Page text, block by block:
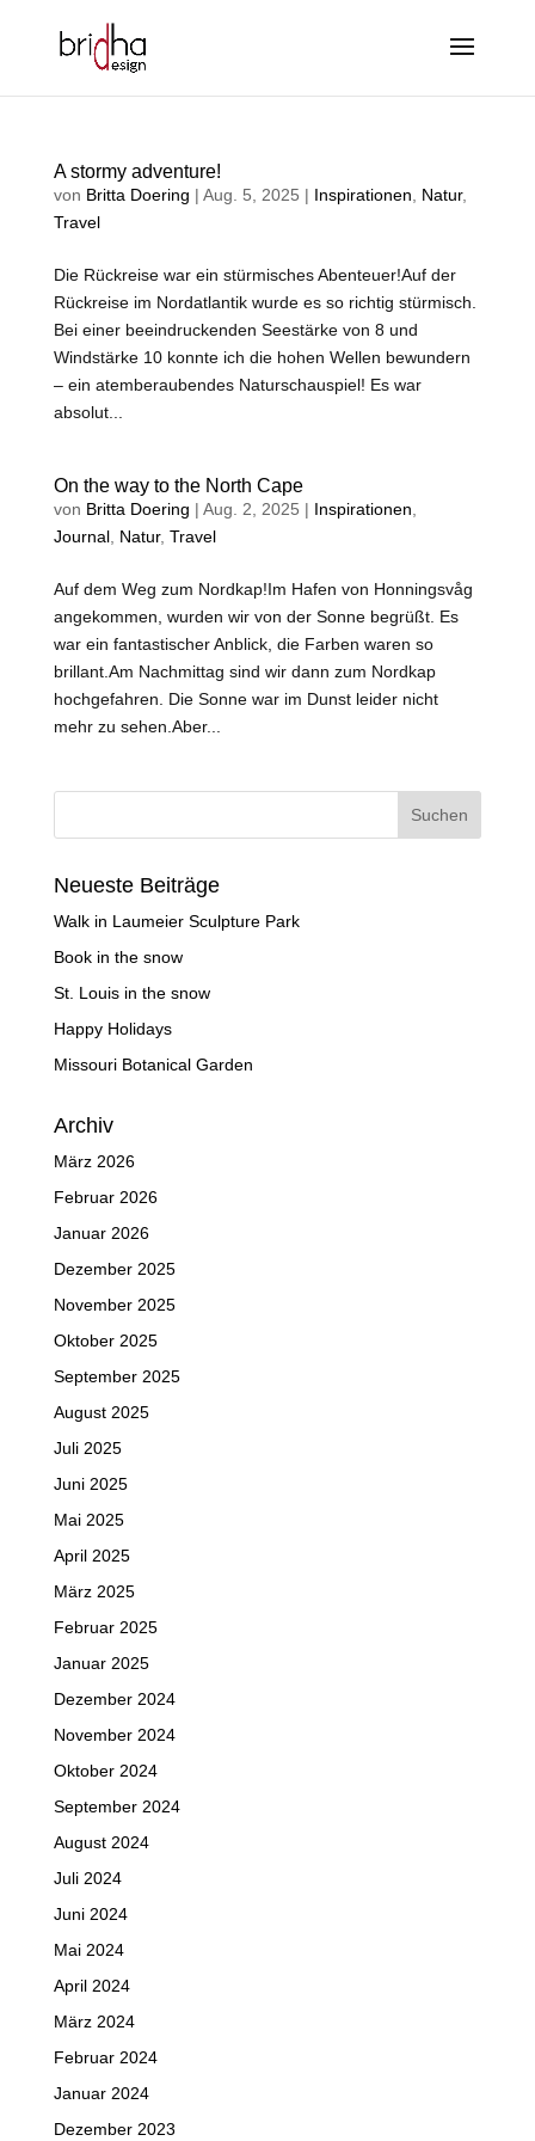
A stormy adventure!
von Britta Doering | Aug. 5, 2025 | Inspirationen Natur,
Travel
Die Rückreise war ein stürmisches Abenteuer!Auf der
Rückreise im Nordatlantik wurde es so richtig stürmisch.
Bei einer beeindruckenden Seestärke von 8 und
Windstärke 10 konnte ich die hohen Wellen bewundern
– ein atemberaubendes Naturschauspiel! Es war
absolut...
On the way to the North Cape
von Britta Doering | Aug. 2, 2025 | Inspirationen
Journal, Natur, Travel
Auf dem Weg zum Nordkap!Im Hafen von Honningsvåg
angekommen, wurden wir von der Sonne begrüßt. Es
war ein fantastischer Anblick, die Farben waren so
brillant.Am Nachmittag sind wir dann zum Nordkap
hochgefahren. Die Sonne war im Dunst leider nicht
mehr zu sehen.Aber...
Neueste Beiträge
Walk in Laumeier Sculpture Park
Book in the snow
St. Louis in the snow
Happy Holidays
Missouri Botanical Garden
Archiv
März 2026
Februar 2026
Januar 2026
Dezember 2025
November 2025
Oktober 2025
September 2025
August 2025
Juli 2025
Juni 2025
Mai 2025
April 2025
März 2025
Februar 2025
Januar 2025
Dezember 2024
November 2024
Oktober 2024
September 2024
August 2024
Juli 2024
Juni 2024
Mai 2024
April 2024
März 2024
Februar 2024
Januar 2024
Dezember 2023